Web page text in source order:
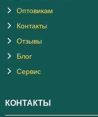
Оптовикам
Контакты
Отзывы
Блог
Сервис
КОНТАКТЫ